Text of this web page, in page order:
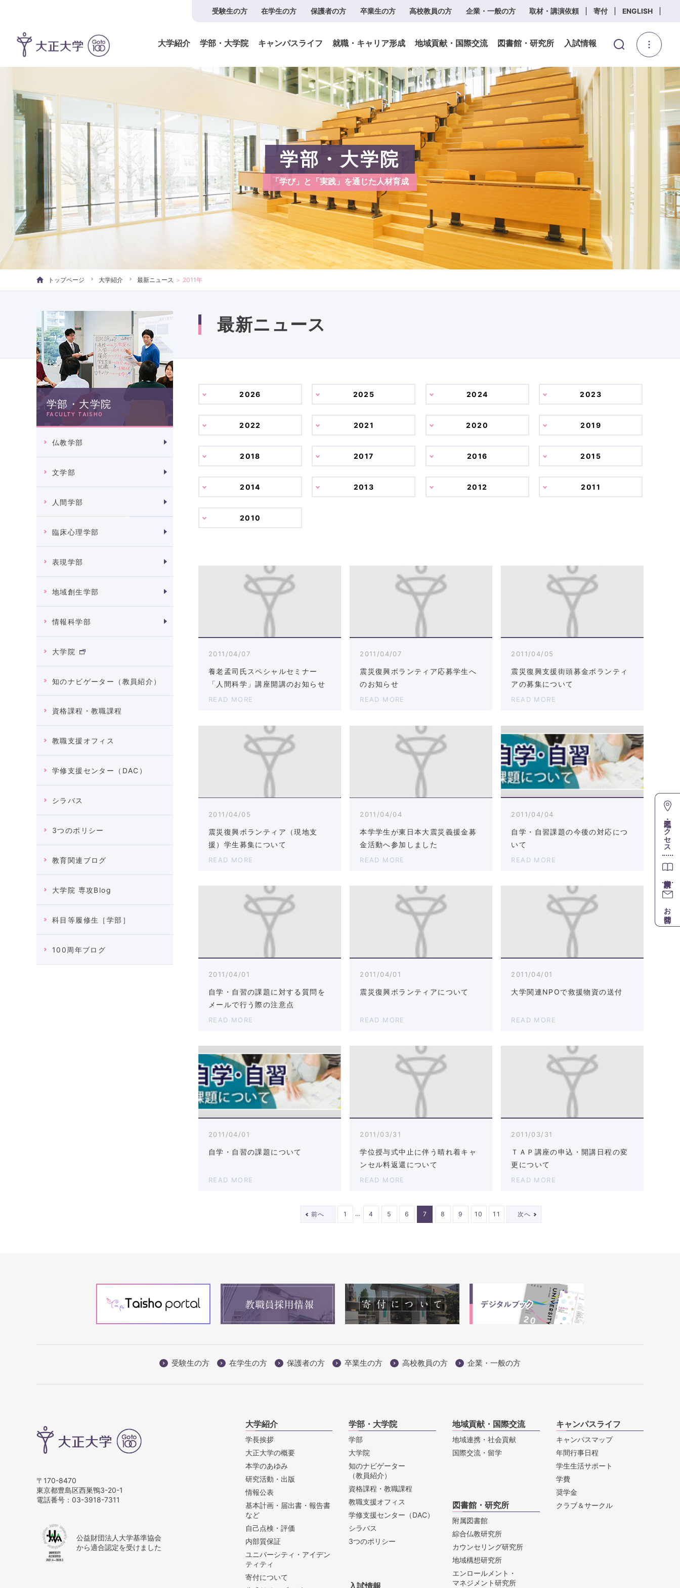
受験生の方 在学生の方 保護者の方 卒業生の方 高校教員の方 企業・一般の方 取材・講演依頼 寄付 ENGLISH
大学紹介 学部・大学院 キャンパスライフ 就職・キャリア形成 地域貢献・国際交流 図書館・研究所 入試情報
学部・大学院
「学び」と「実践」を通じた人材育成
トップページ 大学紹介 最新ニュース ＞ 2011年
学部・大学院
FACULTY TAISHO
仏教学部
文学部
人間学部
臨床心理学部
表現学部
地域創生学部
情報科学部
大学院
知のナビゲーター（教員紹介）
資格課程・教職課程
教職支援オフィス
学修支援センター（DAC）
シラバス
3つのポリシー
教育関連ブログ
大学院 専攻Blog
科目等履修生［学部］
100周年ブログ
最新ニュース
2026 2025 2024 2023
2022 2021 2020 2019
2018 2017 2016 2015
2014 2013 2012 2011
2010
2011/04/07
養老孟司氏スペシャルセミナー
「人間科学」講座開講のお知らせ
READ MORE
2011/04/07
震災復興ボランティア応募学生へ
のお知らせ
READ MORE
2011/04/05
震災復興支援街頭募金ボランティ
アの募集について
READ MORE
2011/04/05
震災復興ボランティア（現地支
援）学生募集について
READ MORE
2011/04/04
本学学生が東日本大震災義援金募
金活動へ参加しました
READ MORE
2011/04/04
自学・自習課題の今後の対応につ
いて
READ MORE
2011/04/01
自学・自習の課題に対する質問を
メールで行う際の注意点
READ MORE
2011/04/01
震災復興ボランティアについて
READ MORE
2011/04/01
大学関連NPOで救援物資の送付
READ MORE
2011/04/01
自学・自習の課題について
READ MORE
2011/03/31
学位授与式中止に伴う晴れ着キャ
ンセル料返還について
READ MORE
2011/03/31
ＴＡＰ講座の申込・開講日程の変
更について
READ MORE
前へ 1 … 4 5 6 7 8 9 10 11 次へ
受験生の方 在学生の方 保護者の方 卒業生の方 高校教員の方 企業・一般の方
〒170-8470
東京都豊島区西巣鴨3-20-1
電話番号： 03-3918-7311
公益財団法人大学基準協会
から適合認定を受けました
大学紹介
学長挨拶
大正大学の概要
本学のあゆみ
研究活動・出版
情報公表
基本計画・届出書・報告書
など
自己点検・評価
内部質保証
ユニバーシティ・アイデン
ティティ
寄付について
学部・大学院
学部
大学院
知のナビゲーター
（教員紹介）
資格課程・教職課程
教職支援オフィス
学修支援センター（DAC）
シラバス
3つのポリシー
地域貢献・国際交流
地域連携・社会貢献
国際交流・留学
キャンパスライフ
キャンパスマップ
年間行事日程
学生生活サポート
学費
奨学金
クラブ＆サークル
入試情報
図書館・研究所
附属図書館
綜合仏教研究所
カウンセリング研究所
地域構想研究所
エンロールメント・
マネジメント研究所
地図・アクセス
お問合せ